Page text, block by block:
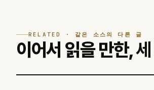
RELATED · 같은 소스의 다른 글
이어서 읽을 만한,